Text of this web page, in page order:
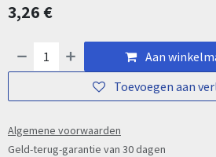
3,26€
Aan
Toevoegen aan
Algemene voorwaarden
Geld-terug-garantie van 30 dagen